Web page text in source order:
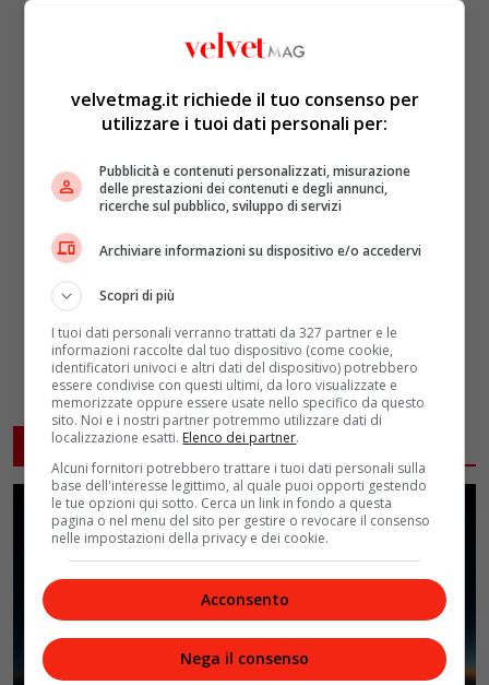
ARTICOLI CORRELATI
velvetmag.it richiede il tuo consenso per
utilizzare i tuoi dati personali per:
Pubblicità e contenuti personalizzati, misurazione
delle prestazioni dei contenuti e degli annunci,
ricerche sul pubblico, sviluppo di servizi
Archiviare informazioni su dispositivo e/o accedervi
Scopri di più
I tuoi dati personali verranno trattati da 327 partner e le
informazioni raccolte dal tuo dispositivo (come cookie,
identificatori univoci e altri dati del dispositivo) potrebbero
essere condivise con questi ultimi, da loro visualizzate e
memorizzate oppure essere usate nello specifico da questo
sito. Noi e i nostri partner potremmo utilizzare dati di
localizzazione esatti. Elenco dei partner.
Alcuni fornitori potrebbero trattare i tuoi dati personali sulla
base dell'interesse legittimo, al quale puoi opporti gestendo
le tue opzioni qui sotto. Cerca un link in fondo a questa
pagina o nel menu del sito per gestire o revocare il consenso
nelle impostazioni della privacy e dei cookie.
Acconsento
Nega il consenso